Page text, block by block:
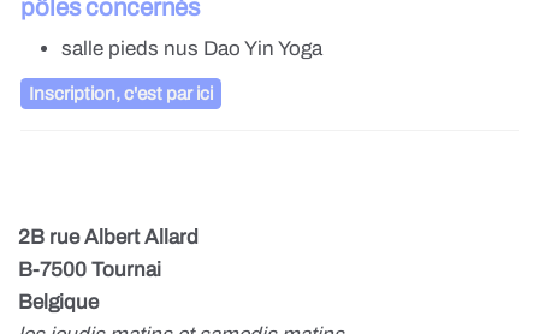
pôles concernés
salle pieds nus Dao Yin Yoga
Inscription, c'est par ici
2B rue Albert Allard
B-7500 Tournai
Belgique